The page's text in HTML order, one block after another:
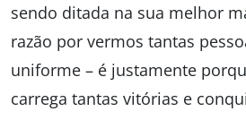
sendo ditada na sua melhor
razão por vermos tantas
uniforme – é justamente
carrega tantas vitórias e